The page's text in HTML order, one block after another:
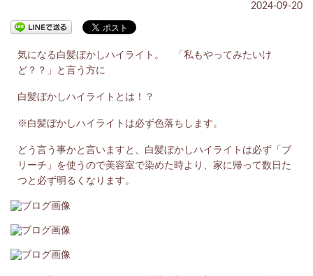
2024-09-20
気になる白髪ぼかしハイライト。 「私もやってみたいけ
ど？？」と言う方に
白髪ぼかしハイライトとは！？
※白髪ぼかしハイライトは必ず色落ちします。
どう言う事かと言いますと、白髪ぼかしハイライトは必ず「ブ
リーチ」を使うので美容室で染めた時より、家に帰って数日た
つと必ず明るくなります。